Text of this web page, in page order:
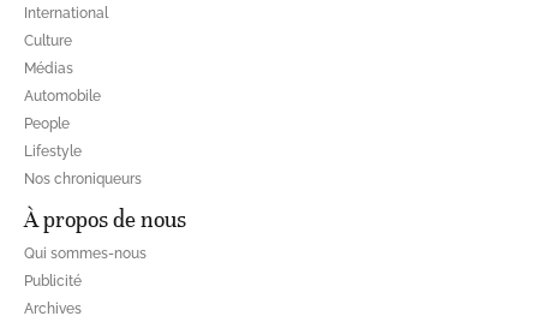
International
Culture
Médias
Automobile
People
Lifestyle
Nos chroniqueurs
À propos de nous
Qui sommes-nous
Publicité
Archives